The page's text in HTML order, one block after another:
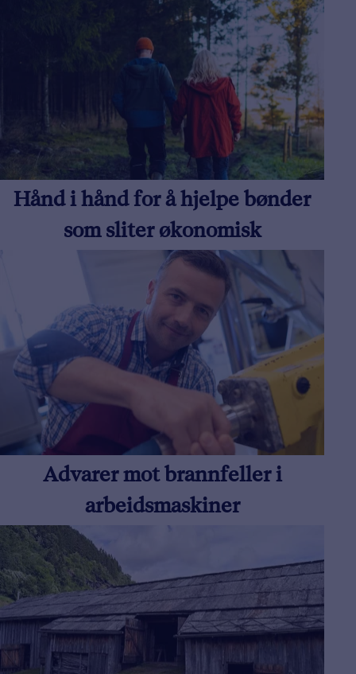
Hånd i hånd for å hjelpe bønder
som sliter økonomisk
Advarer mot brannfeller i
arbeidsmaskiner